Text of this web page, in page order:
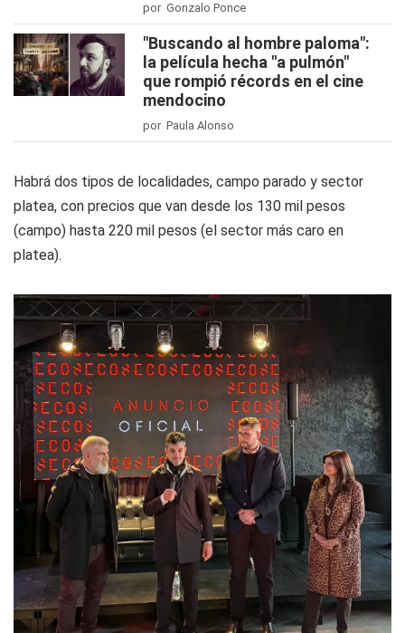
por Gonzalo Ponce
"Buscando al hombre paloma":
la película hecha "a pulmón"
que rompió récords en el cine
mendocino
por Paula Alonso
Habrá dos tipos de localidades, campo parado y sector
platea, con precios que van desde los 130 mil pesos
(campo) hasta 220 mil pesos (el sector más caro en
platea).